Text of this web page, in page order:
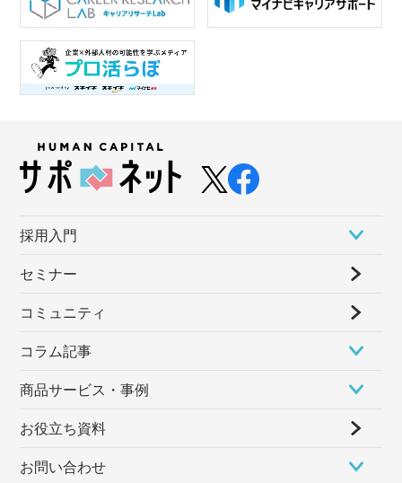
採⽤⼊⾨
セミナー
コミュニティ
コラム記事
商品サービス・事例
お役立ち資料
お問い合わせ